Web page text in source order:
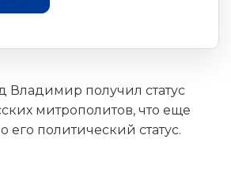
Владимир получил статус
митрополитов, что еще
его политический статус.